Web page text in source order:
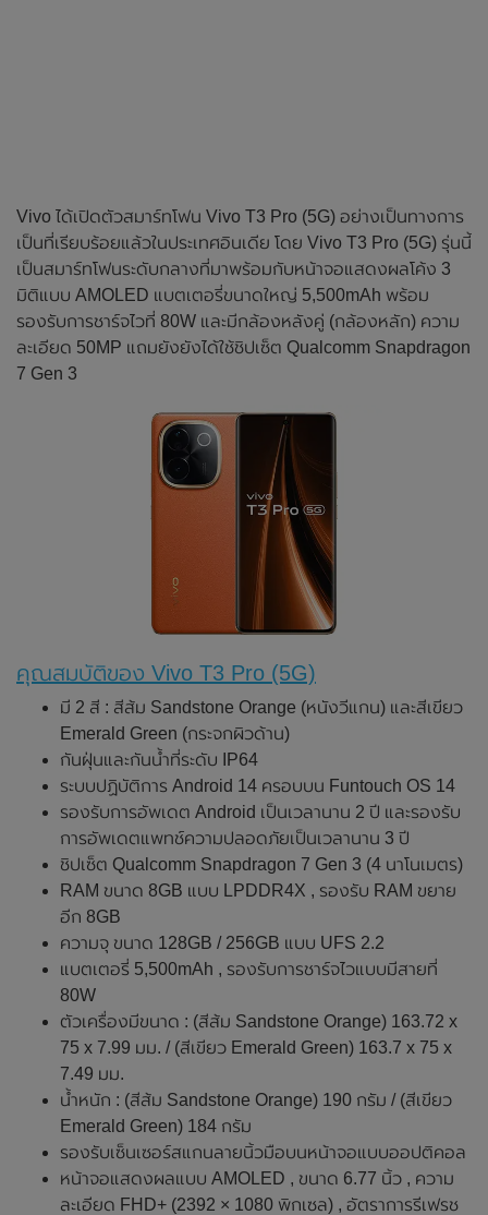
Vivo ได้เปิดตัวสมาร์ทโฟน Vivo T3 Pro (5G) อย่างเป็นทางการ
เป็นที่เรียบร้อยแล้วในประเทศอินเดีย โดย Vivo T3 Pro (5G) รุ่นนี้
เป็นสมาร์ทโฟนระดับกลางที่มาพร้อมกับหน้าจอแสดงผลโค้ง 3
มิติแบบ AMOLED แบตเตอรี่ขนาดใหญ่ 5,500mAh พร้อม
รองรับการชาร์จไวที่ 80W และมีกล้องหลังคู่ (กล้องหลัก) ความ
ละเอียด 50MP แถมยังยังได้ใช้ชิปเซ็ต Qualcomm Snapdragon
7 Gen 3
คุณสมบัติของ Vivo T3 Pro (5G)
มี 2 สี : สีส้ม Sandstone Orange (หนังวีแกน) และสีเขียว
Emerald Green (กระจกผิวด้าน)
กันฝุ่นและกันน้ำที่ระดับ IP64
ระบบปฏิบัติการ Android 14 ครอบบน Funtouch OS 14
รองรับการอัพเดต Android เป็นเวลานาน 2 ปี และรองรับ
การอัพเดตแพทช์ความปลอดภัยเป็นเวลานาน 3 ปี
ชิปเซ็ต Qualcomm Snapdragon 7 Gen 3 (4 นาโนเมตร)
RAM ขนาด 8GB แบบ LPDDR4X , รองรับ RAM ขยาย
อีก 8GB
ความจุ ขนาด 128GB / 256GB แบบ UFS 2.2
แบตเตอรี่ 5,500mAh , รองรับการชาร์จไวแบบมีสายที่
80W
ตัวเครื่องมีขนาด : (สีส้ม Sandstone Orange) 163.72 x
75 x 7.99 มม. / (สีเขียว Emerald Green) 163.7 x 75 x
7.49 มม.
น้ำหนัก : (สีส้ม Sandstone Orange) 190 กรัม / (สีเขียว
Emerald Green) 184 กรัม
รองรับเซ็นเซอร์สแกนลายนิ้วมือบนหน้าจอแบบออปติคอล
หน้าจอแสดงผลแบบ AMOLED , ขนาด 6.77 นิ้ว , ความ
ละเอียด FHD+ (2392 × 1080 พิกเซล) , อัตราการรีเฟรช